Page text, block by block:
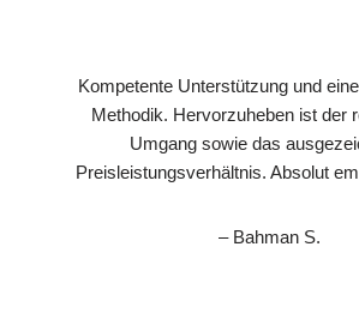
Kompetente Unterstützung und
Methodik. Hervorzuheben ist der
Umgang sowie das
Preisleistungsverhältnis. Absolut
– Bahman S.